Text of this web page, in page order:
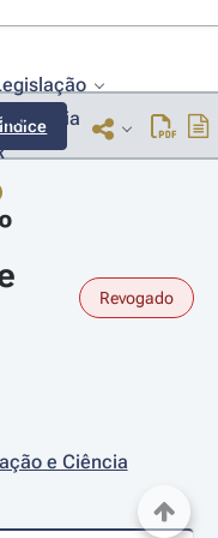
Lia
Índice
Revogado
e Ciência